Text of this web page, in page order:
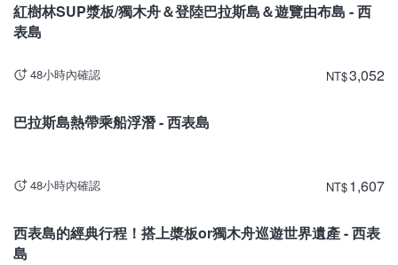
紅樹林SUP漿板/獨木舟＆登陸巴拉斯島＆遊覽由布島 - 西
表島
48小時內確認 NT$3,052
巴拉斯島熱帶乘船浮潛 - 西表島
48小時內確認 NT$1,607
西表島的經典行程！搭上槳板or獨木舟巡遊世界遺產 - 西表
島